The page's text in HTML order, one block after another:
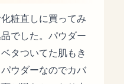
粧直しに買ってみ
でした。パウダー
タついてた肌もき
ウダーなのでカバ